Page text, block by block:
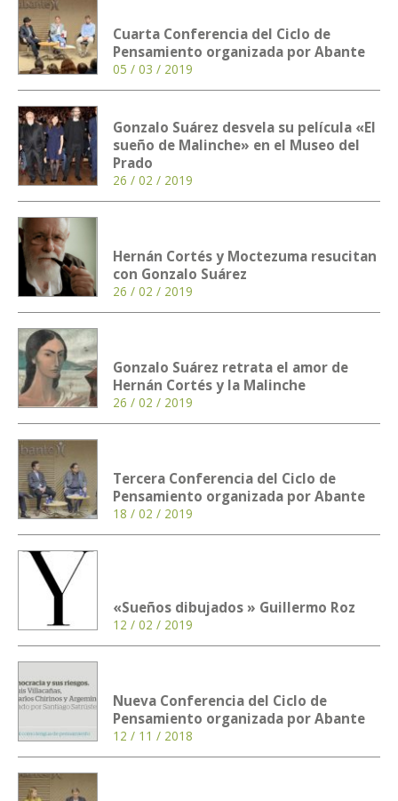
Cuarta Conferencia del Ciclo de
Pensamiento organizada por Abante
05 / 03 / 2019
Gonzalo Suárez desvela su película «El
sueño de Malinche» en el Museo del
Prado
26 / 02 / 2019
Hernán Cortés y Moctezuma resucitan
con Gonzalo Suárez
26 / 02 / 2019
Gonzalo Suárez retrata el amor de
Hernán Cortés y la Malinche
26 / 02 / 2019
Tercera Conferencia del Ciclo de
Pensamiento organizada por Abante
18 / 02 / 2019
«Sueños dibujados » Guillermo Roz
12 / 02 / 2019
Nueva Conferencia del Ciclo de
Pensamiento organizada por Abante
12 / 11 / 2018